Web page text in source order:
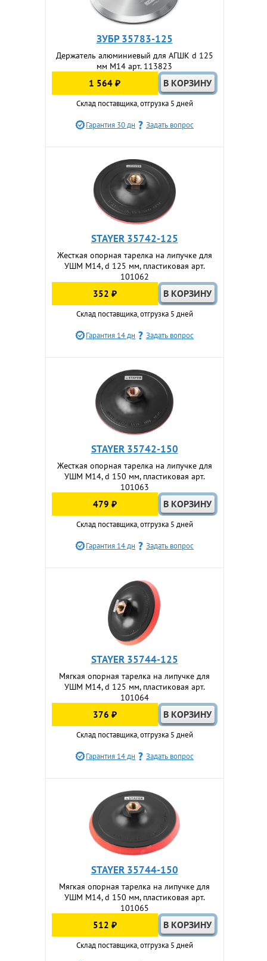
ЗУБР 35783-125
Держатель алюминиевый для АГШК d 125
мм М14 арт. 113823
1 564 ₽
Склад поставщика, отгрузка 5 дней
Гарантия 30 дн Задать вопрос
STAYER 35742-125
Жесткая опорная тарелка на липучке для
УШМ М14, d 125 мм, пластиковая арт.
101062
352 ₽
Склад поставщика, отгрузка 5 дней
Гарантия 14 дн Задать вопрос
STAYER 35742-150
Жесткая опорная тарелка на липучке для
УШМ М14, d 150 мм, пластиковая арт.
101063
479 ₽
Склад поставщика, отгрузка 5 дней
Гарантия 14 дн Задать вопрос
STAYER 35744-125
Мягкая опорная тарелка на липучке для
УШМ М14, d 125 мм, пластиковая арт.
101064
376 ₽
Склад поставщика, отгрузка 5 дней
Гарантия 14 дн Задать вопрос
STAYER 35744-150
Мягкая опорная тарелка на липучке для
УШМ М14, d 150 мм, пластиковая арт.
101065
512 ₽
Склад поставщика, отгрузка 5 дней